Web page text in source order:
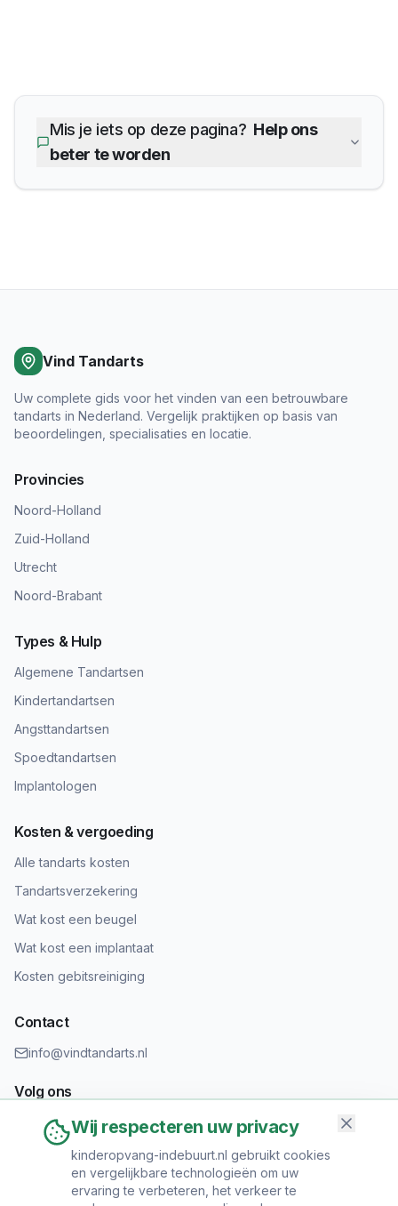
Mis je iets op deze pagina? Help ons
beter te worden
Vind Tandarts
Uw complete gids voor het vinden van een betrouwbare
tandarts in Nederland. Vergelijk praktijken op basis van
beoordelingen, specialisaties en locatie.
Provincies
Noord-Holland
Zuid-Holland
Utrecht
Noord-Brabant
Types & Hulp
Algemene Tandartsen
Kindertandartsen
Angsttandartsen
Spoedtandartsen
Implantologen
Kosten & vergoeding
Alle tandarts kosten
Tandartsverzekering
Wat kost een beugel
Wat kost een implantaat
Kosten gebitsreiniging
Contact
info@vindtandarts.nl
Volg ons
Informatie toevoegen?
Wij respecteren uw privacy
kinderopvang-indebuurt.nl gebruikt cookies
en vergelijkbare technologieën om uw
ervaring te verbeteren, het verkeer te